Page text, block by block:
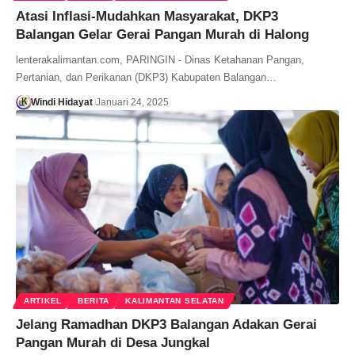
Atasi Inflasi-Mudahkan Masyarakat, DKP3
Balangan Gelar Gerai Pangan Murah di Halong
lenterakalimantan.com, PARINGIN - Dinas Ketahanan Pangan,
Pertanian, dan Perikanan (DKP3) Kabupaten Balangan…
Windi Hidayat Januari 24, 2025
ARTIKEL BERITA KALIMANTAN SELATAN
Jelang Ramadhan DKP3 Balangan Adakan Gerai
Pangan Murah di Desa Jungkal